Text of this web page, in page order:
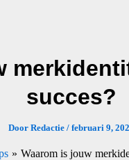
succes?
Door Redactie / februari 9,
Waarom is jouw